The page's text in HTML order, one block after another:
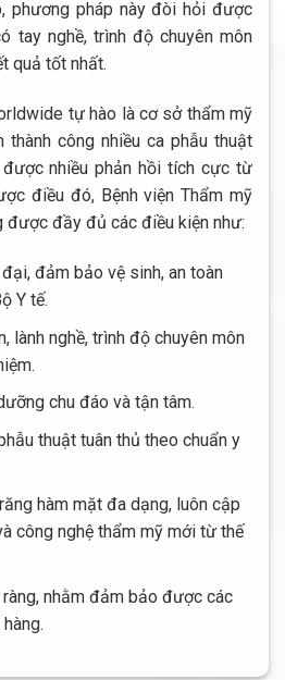
phương pháp này đòi hỏi được
tay nghề, trình độ chuyên môn
quả tốt nhất.
tự hào là cơ sở thẩm mỹ
công nhiều ca phẫu thuật
nhiều phản hồi tích cực từ
điều đó, Bệnh viện Thẩm mỹ
đầy đủ các điều kiện như:
đảm bảo vệ sinh, an toàn
Y tế.
lành nghề, trình độ chuyên môn
chu đáo và tận tâm.
thuật tuân thủ theo chuẩn y
hàm mặt đa dạng, luôn cập
công nghệ thẩm mỹ mới từ thế
nhằm đảm bảo được các